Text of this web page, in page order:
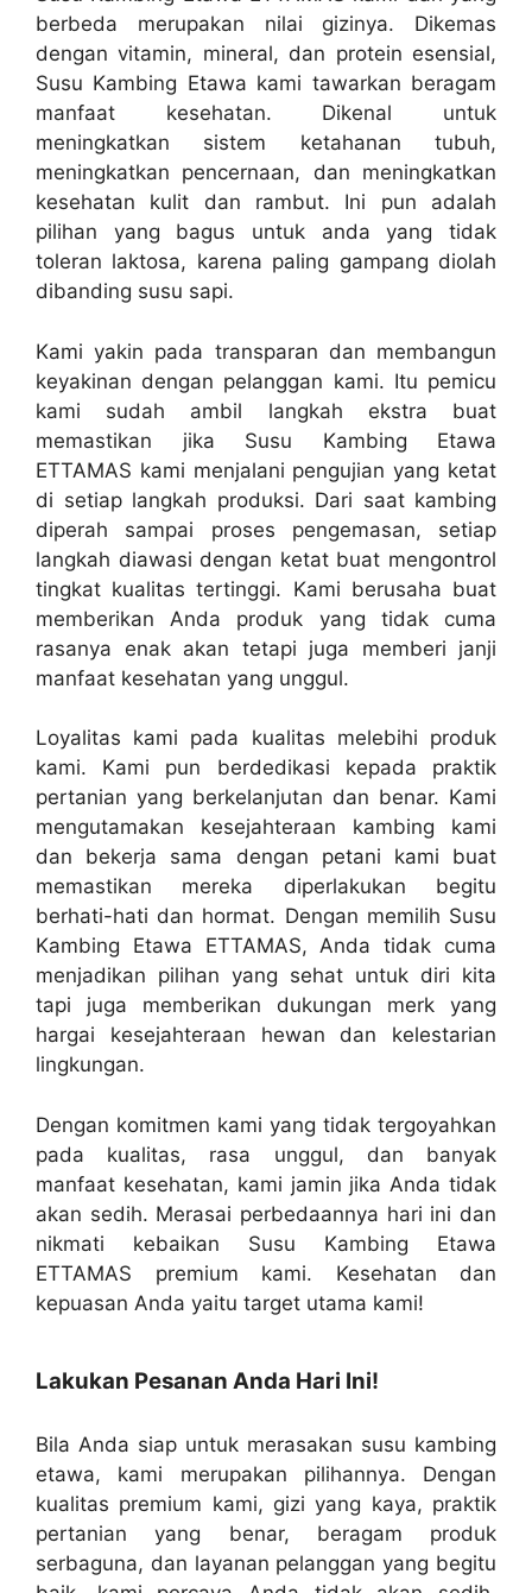
berbeda merupakan nilai gizinya. Dikemas
dengan vitamin, mineral, dan protein esensial,
Susu Kambing Etawa kami tawarkan beragam
manfaat kesehatan. Dikenal untuk
meningkatkan sistem ketahanan tubuh,
meningkatkan pencernaan, dan meningkatkan
kesehatan kulit dan rambut. Ini pun adalah
pilihan yang bagus untuk anda yang tidak
toleran laktosa, karena paling gampang diolah
dibanding susu sapi.
Kami yakin pada transparan dan membangun
keyakinan dengan pelanggan kami. Itu pemicu
kami sudah ambil langkah ekstra buat
memastikan jika Susu Kambing Etawa
ETTAMAS kami menjalani pengujian yang ketat
di setiap langkah produksi. Dari saat kambing
diperah sampai proses pengemasan, setiap
langkah diawasi dengan ketat buat mengontrol
tingkat kualitas tertinggi. Kami berusaha buat
memberikan Anda produk yang tidak cuma
rasanya enak akan tetapi juga memberi janji
manfaat kesehatan yang unggul.
Loyalitas kami pada kualitas melebihi produk
kami. Kami pun berdedikasi kepada praktik
pertanian yang berkelanjutan dan benar. Kami
mengutamakan kesejahteraan kambing kami
dan bekerja sama dengan petani kami buat
memastikan mereka diperlakukan begitu
berhati-hati dan hormat. Dengan memilih Susu
Kambing Etawa ETTAMAS, Anda tidak cuma
menjadikan pilihan yang sehat untuk diri kita
tapi juga memberikan dukungan merk yang
hargai kesejahteraan hewan dan kelestarian
lingkungan.
Dengan komitmen kami yang tidak tergoyahkan
pada kualitas, rasa unggul, dan banyak
manfaat kesehatan, kami jamin jika Anda tidak
akan sedih. Merasai perbedaannya hari ini dan
nikmati kebaikan Susu Kambing Etawa
ETTAMAS premium kami. Kesehatan dan
kepuasan Anda yaitu target utama kami!
Lakukan Pesanan Anda Hari Ini!
Bila Anda siap untuk merasakan susu kambing
etawa, kami merupakan pilihannya. Dengan
kualitas premium kami, gizi yang kaya, praktik
pertanian yang benar, beragam produk
serbaguna, dan layanan pelanggan yang begitu